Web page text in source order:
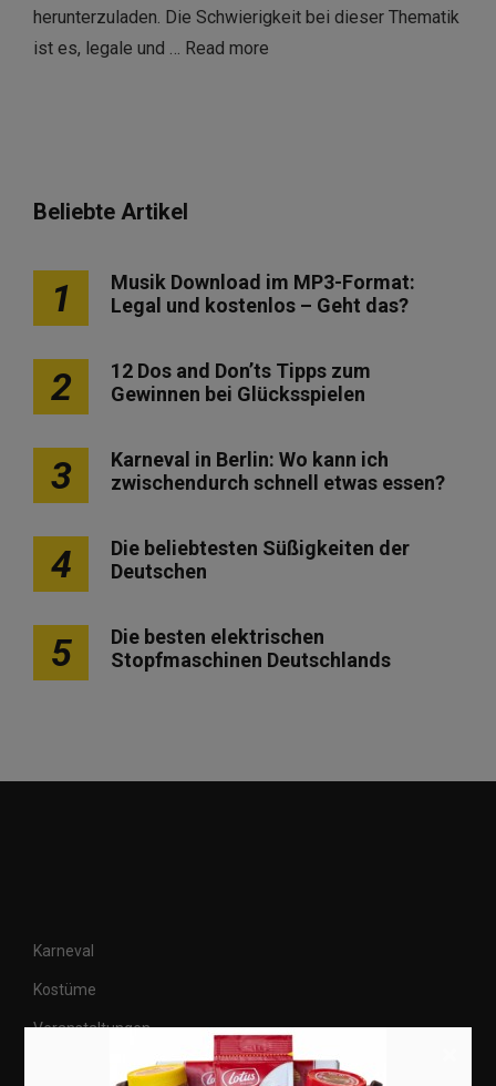
herunterzuladen. Die Schwierigkeit bei dieser Thematik
ist es, legale und … Read more
Beliebte Artikel
1
Musik Download im MP3-Format:
Legal und kostenlos – Geht das?
2
12 Dos and Don’ts Tipps zum
Gewinnen bei Glücksspielen
3
Karneval in Berlin: Wo kann ich
zwischendurch schnell etwas essen?
4
Die beliebtesten Süßigkeiten der
Deutschen
5
Die besten elektrischen
Stopfmaschinen Deutschlands
Karneval
Kostüme
Veranstaltungen